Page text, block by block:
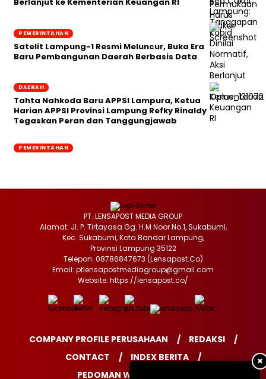
PEMERINTAHAN
Satelit Lampung-1 Resmi Meluncur, Buka Era
Baru Pembangunan Daerah Berbasis Data
DAERAH
Tahta Nahkoda Baru APPSI Lampura, Ketua
Harian APPSI Provinsi Lampung Refky Rinaldy
Tegaskan Peran dan Tanggungjawab
PEMERINTAHAN
✖
PT. LENSAPOST MEDIA GROUP
Alamat: Jl. P. Tirtayasa Gg. H.M Noor No.1, Sukabumi,
Kec. Sukabumi, Kota Bandar Lampung,
Provinsi Lampung 35122
Telepon: 08786847673 (Lensapost.Co)
Email: ptlensapostmediagroup@gmail.com
Website: https://lensapost.co/
COMPANY PROFILE PERUSAHAAN
REDAKSI
CONTACT
INDEX BERITA
PEDOMAN WARTAWAN